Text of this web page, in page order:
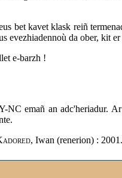
bet kavet klask reiñ
evezhiadennoù da ober, kit
e-barzh !
NC emañ an adc'heriadur.
, Iwan (renerion) : 2001.